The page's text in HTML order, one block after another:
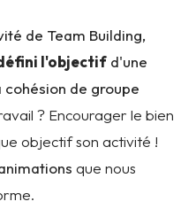
de Team Building,
l'objectif d'une
de groupe
? Encourager le bien
objectif son activité !
que nous